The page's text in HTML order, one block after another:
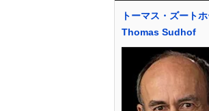
トーマス・ズート
Thomas Sudhof